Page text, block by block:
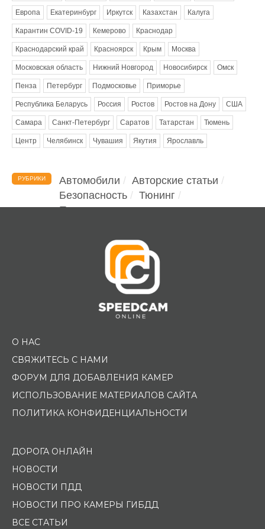
Европа Екатеринбург Иркутск Казахстан Калуга
Карантин COVID-19 Кемерово Краснодар
Краснодарский край Красноярск Крым Москва
Московская область Нижний Новгород Новосибирск Омск
Пенза Петербург Подмосковье Приморье
Республика Беларусь Россия Ростов Ростов на Дону США
Самара Санкт-Петербург Саратов Татарстан Тюмень
Центр Челябинск Чувашия Якутия Ярославль
РУБРИКИ Автомобили
Авторские статьи
Безопасность
Тюнинг
Помощь водителю
О НАС
СВЯЖИТЕСЬ С НАМИ
ФОРУМ ДЛЯ ДОБАВЛЕНИЯ КАМЕР
ИСПОЛЬЗОВАНИЕ МАТЕРИАЛОВ САЙТА
ПОЛИТИКА КОНФИДЕНЦИАЛЬНОСТИ
ДОРОГА ОНЛАЙН
НОВОСТИ
НОВОСТИ ПДД
НОВОСТИ ПРО КАМЕРЫ ГИБДД
ВСЕ СТАТЬИ